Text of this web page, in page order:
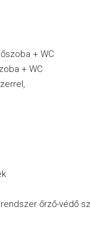
+ WC
+ WC
őrző-védő